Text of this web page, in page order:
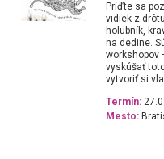
Príďte sa
vidiek z
holubník,
na dedine.
workshopov
vyskúšať
vytvoriť si
Termín:
Mesto: